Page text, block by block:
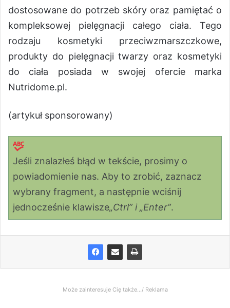
dostosowane do potrzeb skóry oraz pamiętać o
kompleksowej pielęgnacji całego ciała. Tego
rodzaju kosmetyki przeciwzmarszczkowe,
produkty do pielęgnacji twarzy oraz kosmetyki
do ciała posiada w swojej ofercie marka
Nutridome.pl.
(artykuł sponsorowany)
Jeśli znalazłeś błąd w tekście, prosimy o
powiadomienie nas. Aby to zrobić, zaznacz
wybrany fragment, a następnie wciśnij
jednocześnie klawisze„Ctrl” i „Enter”.
Może zainteresuje Cię także.../ Reklama